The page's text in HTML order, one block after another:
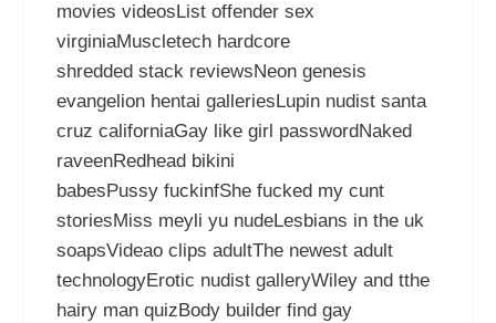
movies videosList offender sex
virginiaMuscletech hardcore
shredded stack reviewsNeon genesis
evangelion hentai galleriesLupin nudist santa
cruz californiaGay like girl passwordNaked
raveenRedhead bikini
babesPussy fuckinfShe fucked my cunt
storiesMiss meyli yu nudeLesbians in the uk
soapsVideao clips adultThe newest adult
technologyErotic nudist galleryWiley and tthe
hairy man quizBody builder find gay